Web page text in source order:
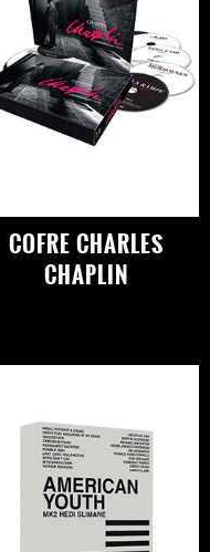
COFRE CHARLES
CHAPLIN